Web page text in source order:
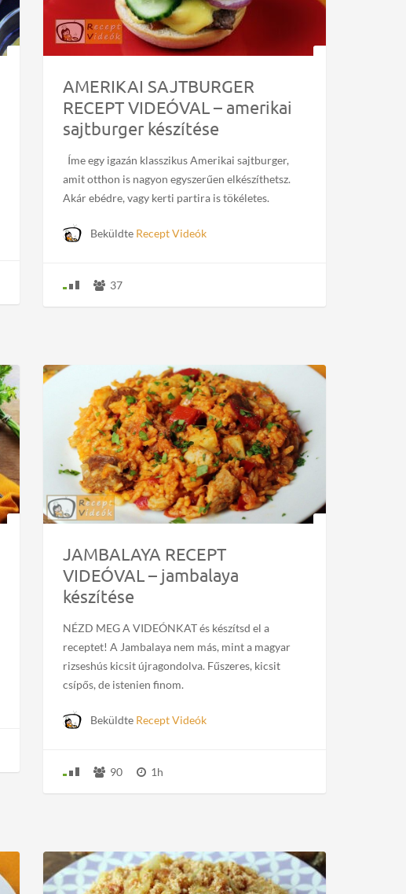
AMERIKAI SAJTBURGER
RECEPT VIDEÓVAL – amerikai
sajtburger készítése
Íme egy igazán klasszikus Amerikai sajtburger,
amit otthon is nagyon egyszerűen elkészíthetsz.
Akár ebédre, vagy kerti partira is tökéletes.
Beküldte Recept Videók
37
JAMBALAYA RECEPT
VIDEÓVAL – jambalaya
készítése
NÉZD MEG A VIDEÓNKAT és készítsd el a
receptet! A Jambalaya nem más, mint a magyar
rizseshús kicsit újragondolva. Fűszeres, kicsit
csípős, de istenien finom.
Beküldte Recept Videók
90 1h